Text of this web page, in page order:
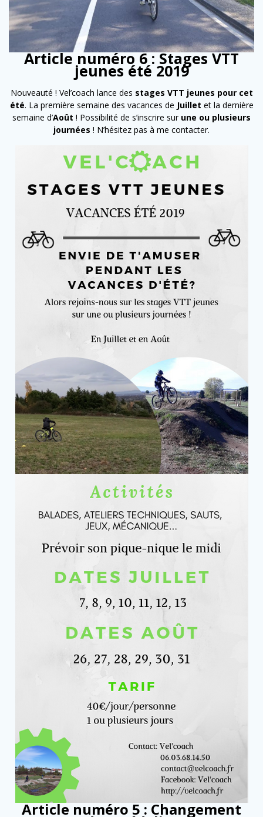
Article numéro 6 : Stages VTT
jeunes été 2019
Nouveauté ! Vel’coach lance des stages VTT jeunes pour cet
été. La première semaine des vacances de Juillet et la dernière
semaine d’Août ! Possibilité de s’inscrire surune ou plusieurs
journées ! N’hésitez pas à me contacter.
Article numéro 5 : Changement